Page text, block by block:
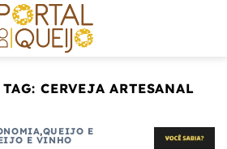
CERVEJA ARTESANAL
,QUEIJO E
E VINHO